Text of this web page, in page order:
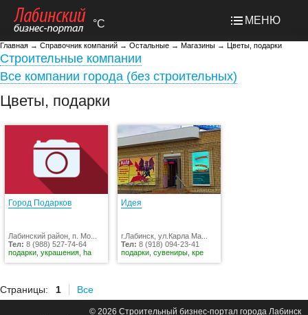
°C МЕНЮ
Главная → Справочник компаний → Остальные → Магазины → Цветы, подарки
Строительные компании
Все компании города (без строительных)
Цветы, подарки
Город Подарков
Лабинский район, п. Мо...
Тел: 8 (988) 527-74-64
подарки, украшения, ha
Идея
г.Лабинск, ул.Карла Ма...
Тел: 8 (918) 094-23-41
подарки, сувениры, кре
Страницы: 1 Все
© 2026 Строительный бизнес-портал города Лабинск